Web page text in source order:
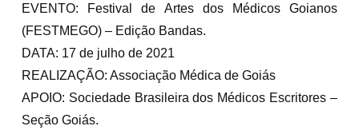
EVENTO: Festival de Artes dos Médicos Goianos
(FESTMEGO) – Edição Bandas.
DATA: 17 de julho de 2021
REALIZAÇÃO: Associação Médica de Goiás
APOIO: Sociedade Brasileira dos Médicos Escritores –
Seção Goiás.